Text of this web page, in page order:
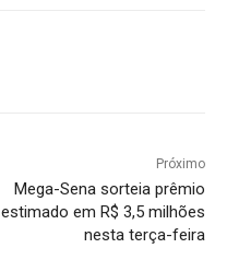
Próximo
Mega-Sena sorteia prêmio
estimado em R$ 3,5 milhões
nesta terça-feira